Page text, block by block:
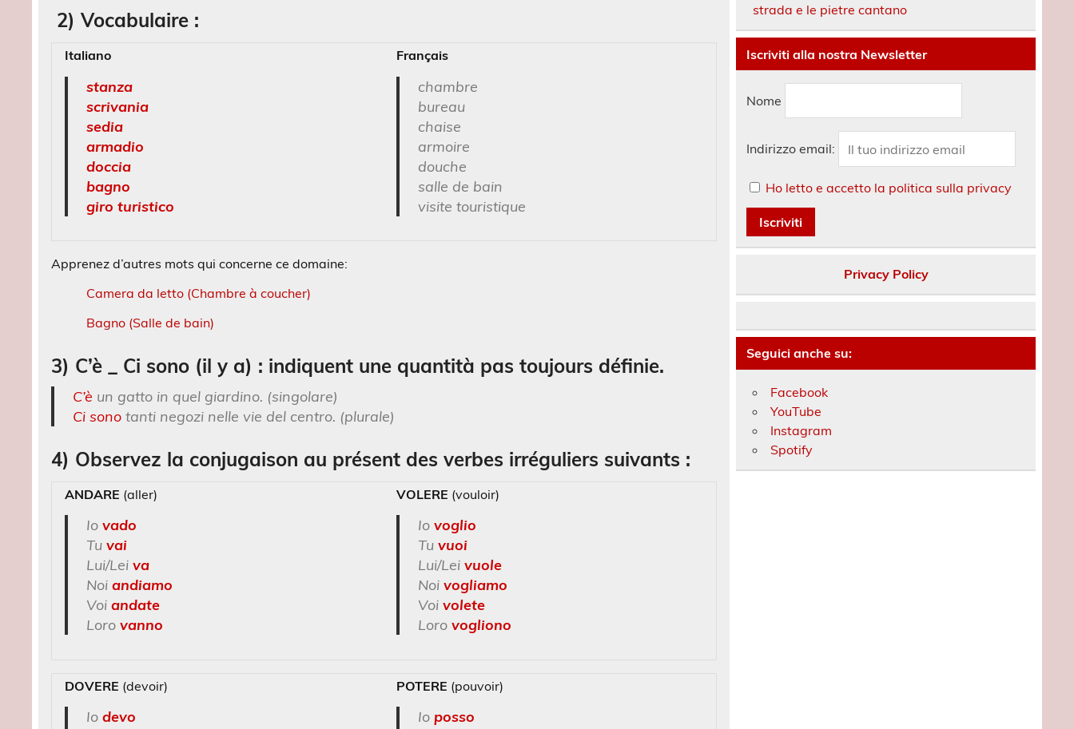
augmenter
2) Vocabulaire :
Italiano
stanza
scrivania
sedia
armadio
doccia
bagno
giro turistico
Français
chambre
bureau
chaise
armoire
douche
salle de bain
visite touristique
Apprenez d’autres mots qui concerne ce domaine:
Camera da letto (Chambre à coucher)
Bagno (Salle de bain)
3) C’è _ Ci sono (il y a) : indiquent une quantità pas toujours définie.
C’è un gatto in quel giardino. (singolare)
Ci sonotanti negozi nelle vie del centro. (plurale)
4) Observez la conjugaison au présent des verbes irréguliers suivants :
ANDARE (aller)
Io vado
Tu vai
Lui/Lei va
Noi andiamo
Voi andate
Loro vanno
VOLERE (vouloir)
Io voglio
Tu vuoi
Lui/Lei vuole
Noi vogliamo
Voi volete
Loro vogliono
DOVERE (devoir)
Io devo
POTERE (pouvoir)
Io posso
strada e le pietre cantano
Iscriviti alla nostra Newsletter
Nome
Indirizzo email:
Ho letto e accetto la politica sulla privacy
Privacy Policy
Seguici anche su:
Facebook
YouTube
Instagram
Spotify